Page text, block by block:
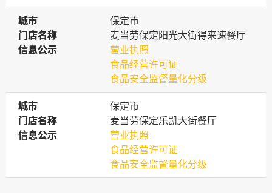
城市
城市
保定市
门店名称
门店名称
麦当劳保定阳光大街得来速餐厅
信息公示
信息公示
营业执照
食品经营许可证
食品安全监督量化分级
城市
城市
保定市
门店名称
门店名称
麦当劳保定乐凯大街餐厅
信息公示
信息公示
营业执照
食品经营许可证
食品安全监督量化分级